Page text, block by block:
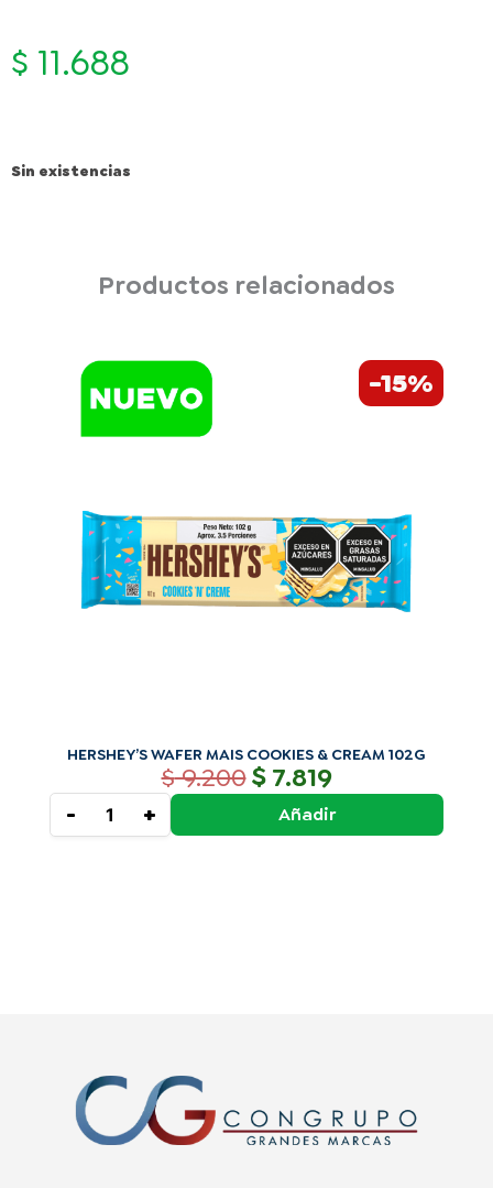
$ 11.688
Sin existencias
Productos relacionados
-15%
HERSHEY’S WAFER MAIS COOKIES & CREAM 102G
$9.200$7.819
precio
actual
HERSHEY'S
WAFER
COOKIES
102G
cantidad
- + Añadir